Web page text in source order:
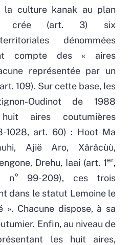
la culture kanak au plan
crée (art. 3) six
dénommées
compte des « aires
représentée par un
109). Sur cette base, les
Oudinot de 1988
aires coutumières
1028, art. 60) : Hoot Ma
Ajië Aro, Xârâcùù,
Drehu, Iaai (art. 1er,
n° 99-209), ces trois
dans le statut Lemoine le
». Chacune dispose, à sa
Enfin, au niveau de
les huit aires,